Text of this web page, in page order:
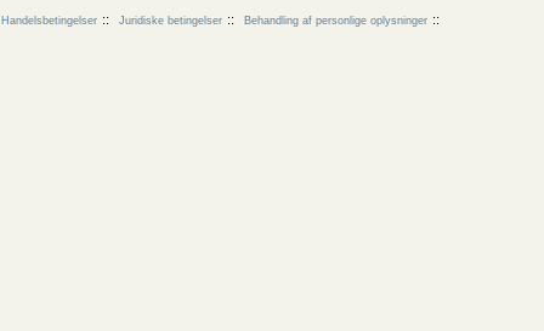
Handelsbetingelser Juridiske betingelser Behandling af personlige oplysninger